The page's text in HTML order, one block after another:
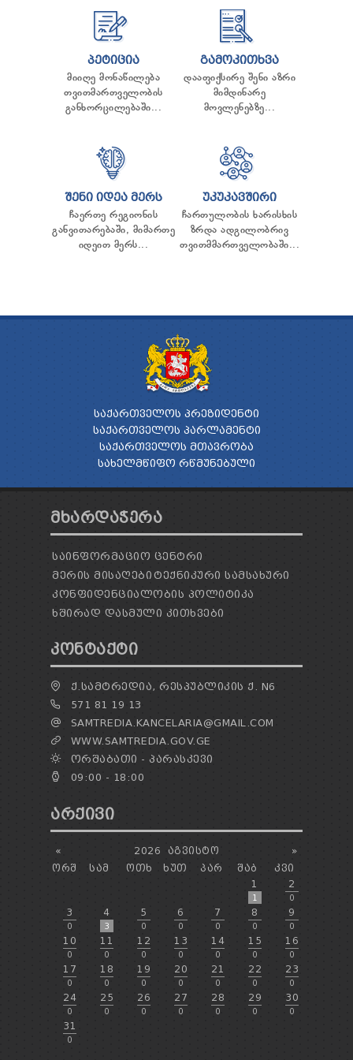
ᲞᲠᲔᲖᲘᲓᲔᲜᲢᲘᲡᲗᲕᲘᲡ ᲓᲐ
ᲞᲐᲠᲚᲐᲛᲔᲜᲢᲘᲡᲗᲕᲘᲡ ᲬᲐᲠᲡᲐᲓᲒᲔᲜᲘ ᲐᲜᲒᲐᲠᲘᲨᲘ
ᲡᲐᲯᲐᲠᲝ ᲘᲜᲤᲝᲠᲛᲐᲪᲘᲘᲡ ᲛᲝᲗᲮᲝᲕᲜᲐ
ᲞᲔᲠᲡᲝᲜᲐᲚᲣᲠ ᲛᲝᲜᲐᲪᲔᲛᲗᲐ ᲓᲐᲪᲕᲘᲡ
ᲡᲐᲛᲐᲠᲗᲚᲔᲑᲠᲘᲕᲘ ᲒᲐᲓᲐᲬᲧᲕᲔᲢᲘᲚᲔᲑᲔᲑᲘ
ᲞᲔᲢᲘᲪᲘᲐ
მიიღე მონაწილება
თვითმართველობის
განხორცილებაში...
ᲒᲐᲛᲝᲙᲘᲗᲮᲕᲐ
დააფიქსირე შენი აზრი
მიმდინარე
მოვლენებზე...
ᲨᲔᲜᲘ ᲘᲓᲔᲐ ᲛᲔᲠᲡ
ჩაერთე რეგიონის
განვითარებაში, მიმართე
იდეით მერს...
ᲣᲙᲣᲙᲐᲕᲨᲘᲠᲘ
ჩართულობის ხარისხის
ზრდა ადგილობრივ
თვითმმართველობაში...
ᲡᲐᲥᲐᲠᲗᲕᲔᲚᲝᲡ ᲞᲠᲔᲖᲘᲓᲔᲜᲢᲘ
ᲡᲐᲥᲐᲠᲗᲕᲔᲚᲝᲡ ᲞᲐᲠᲚᲐᲛᲔᲜᲢᲘ
ᲡᲐᲥᲐᲠᲗᲕᲔᲚᲝᲡ ᲛᲗᲐᲕᲠᲝᲑᲐ
ᲡᲐᲮᲔᲚᲛᲬᲘᲤᲝ ᲠᲬᲛᲣᲜᲔᲑᲣᲚᲘ
ᲛᲮᲐᲠᲓᲐᲭᲔᲠᲐ
ᲡᲐᲘᲜᲤᲝᲠᲛᲐᲪᲘᲝ ᲪᲔᲜᲢᲠᲘ
ᲛᲔᲠᲘᲡ ᲛᲘᲡᲐᲦᲔᲑᲘᲢᲔᲥᲜᲘᲙᲣᲠᲘ ᲡᲐᲛᲡᲐᲮᲣᲠᲘ
ᲙᲝᲜᲤᲘᲓᲔᲜᲪᲘᲐᲚᲝᲑᲘᲡ ᲞᲝᲚᲘᲢᲘᲙᲐ
ᲮᲨᲘᲠᲐᲓ ᲓᲐᲡᲛᲣᲚᲘ ᲙᲘᲗᲮᲕᲔᲑᲘ
ᲙᲝᲜᲢᲐᲥᲢᲘ
Ქ.ᲡᲐᲛᲢᲠᲔᲓᲘᲐ, ᲠᲔᲡᲞᲣᲑᲚᲘᲙᲘᲡ Ქ. N6
571 81 19 13
SAMTREDIA.KANCELARIA@GMAIL.COM
WWW.SAMTREDIA.GOV.GE
ᲝᲠᲨᲐᲑᲐᲗᲘ - ᲞᲐᲠᲐᲡᲙᲔᲕᲘ
09:00 - 18:00
ᲐᲠᲥᲘᲕᲘ
« »
2026
ᲐᲒᲕᲘᲡᲢᲝ
ᲝᲠᲨ
ᲡᲐᲛ ᲝᲗᲮ ᲮᲣᲗ ᲞᲐᲠ ᲨᲐᲑ
ᲙᲕᲘ
1
1
2
0
3
0
4
3
5
0
6
0
7
0
8
0
9
0
10
0
11
0
12
0
13
0
14
0
15
0
16
0
17
0
18
0
19
0
20
0
21
0
22
0
23
0
24
0
25
0
26
0
27
0
28
0
29
0
30
0
31
0